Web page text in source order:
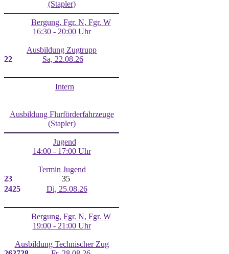
(Stapler)
Bergung, Fgr. N, Fgr. W
16:30 - 20:00 Uhr
Ausbildung Zugtrupp
22
Sa, 22.08.26
Intern
Ausbildung Flurförderfahrzeuge
(Stapler)
Jugend
14:00 - 17:00 Uhr
Termin Jugend
23
35
2425 Di, 25.08.26
Bergung, Fgr. N, Fgr. W
19:00 - 21:00 Uhr
Ausbildung Technischer Zug